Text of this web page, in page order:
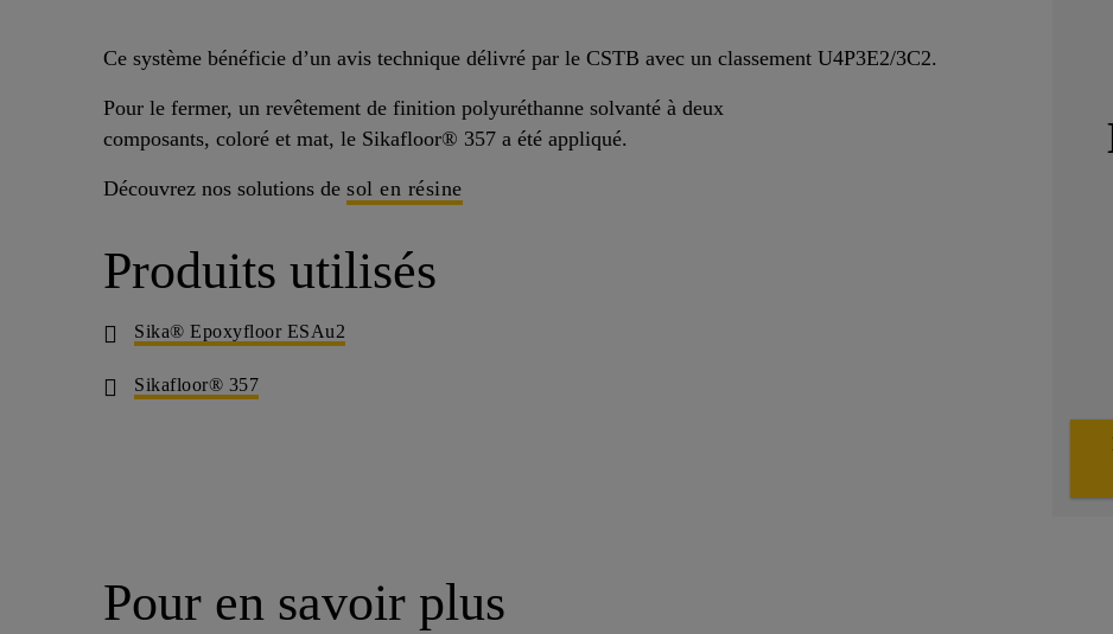
Ce système bénéficie d’un avis technique délivré par le CSTB avec un classement U4P3E2/3C2.
Pour le fermer, un revêtement de finition polyuréthanne solvanté à deux
composants, coloré et mat, le Sikafloor® 357 a été appliqué.
Découvrez nos solutions de sol en résine
Produits utilisés
Sika® Epoxyfloor ESAu2
Sikafloor® 357
Pour en savoir plus